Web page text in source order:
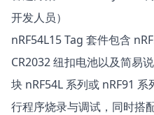
开发人员）
nRF54L15 Tag 套件包含
CR2032 纽扣电池以及简易
块 nRF54L 系列或 nRF91
行程序烧录与调试，同时搭